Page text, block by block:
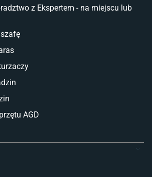
z Ekspertem - na miejscu lub
AGD